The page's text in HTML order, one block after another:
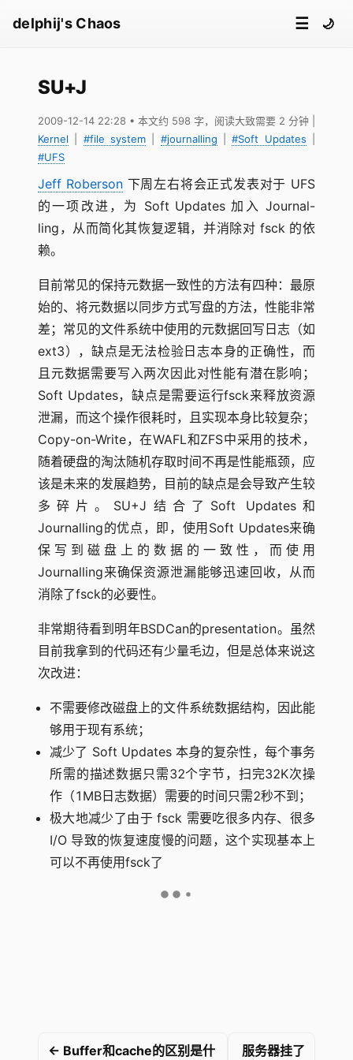
delphij's Chaos ☰ 🌙
SU+J
2009-12-14 22:28 • 本文约 598 字，阅读大致需要 2 分钟
Kernel
#file system #journalling |#Soft Updates
#UFS
Jeff Roberson下周左右将会正式发表对于 UFS
的一项改进，为 Soft Updates 加入 Journal-
ling，从而简化其恢复逻辑，并消除对 fsck 的依
赖。
目前常见的保持元数据一致性的方法有四种：最原
始的、将元数据以同步方式写盘的方法，性能非常
差；常见的文件系统中使用的元数据回写日志（如
ext3），缺点是无法检验日志本身的正确性，而
且元数据需要写入两次因此对性能有潜在影响；
Soft Updates，缺点是需要运行fsck来释放资源
泄漏，而这个操作很耗时，且实现本身比较复杂；
Copy-on-Write，在WAFL和ZFS中采用的技术，
随着硬盘的淘汰随机存取时间不再是性能瓶颈，应
该是未来的发展趋势，目前的缺点是会导致产生较
多碎片。SU+J结合了Soft Updates和
Journalling的优点，即，使用Soft Updates来确
保写到磁盘上的数据的一致性，而使用
Journalling来确保资源泄漏能够迅速回收，从而
消除了fsck的必要性。
非常期待看到明年BSDCan的presentation。虽然
目前我拿到的代码还有少量毛边，但是总体来说这
次改进：
不需要修改磁盘上的文件系统数据结构，因此能
够用于现有系统；
减少了 Soft Updates 本身的复杂性，每个事务
所需的描述数据只需32个字节，扫完32K次操
作（1MB日志数据）需要的时间只需2秒不到；
极大地减少了由于 fsck 需要吃很多内存、很多
I/O 导致的恢复速度慢的问题，这个实现基本上
可以不再使用fsck了
← Buffer和cache的区别是什 服务器挂了